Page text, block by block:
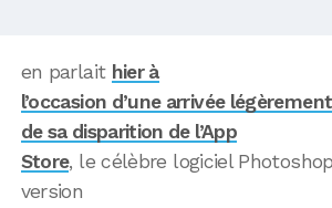
en parlait hier à
l’occasion d’une arrivée
de sa disparition de l’App
Store, le célèbre logiciel
version